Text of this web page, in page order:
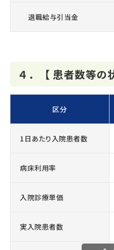
退職給与引当金
４．【 患者数等の
区分
1日あたり入院患者数
病床利用率
入院診療単価
実入院患者数